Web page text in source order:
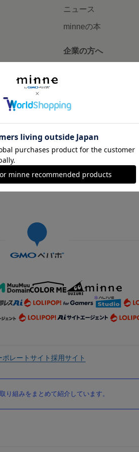
ニュース
minneの本
企業の方へ
会社概要 採用情報 メディアキット
Inc. All rights reserved.
ポレートサイト採用サイト
組みをまとめて紹介しています。